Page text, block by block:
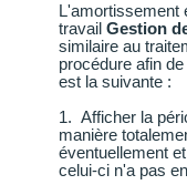
L'amortissement
travailGestion
similaire au
procédure afin
est la suivante :
1.Afficher la
manière
éventuellement
celui-ci n'a pas